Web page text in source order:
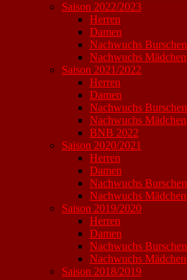
Saison 2022/2023
Herren
Damen
Nachwuchs Burschen
Nachwuchs Mädchen
Saison 2021/2022
Herren
Damen
Nachwuchs Burschen
Nachwuchs Mädchen
BNB 2022
Saison 2020/2021
Herren
Damen
Nachwuchs Burschen
Nachwuchs Mädchen
Saison 2019/2020
Herren
Damen
Nachwuchs Burschen
Nachwuchs Mädchen
Saison 2018/2019